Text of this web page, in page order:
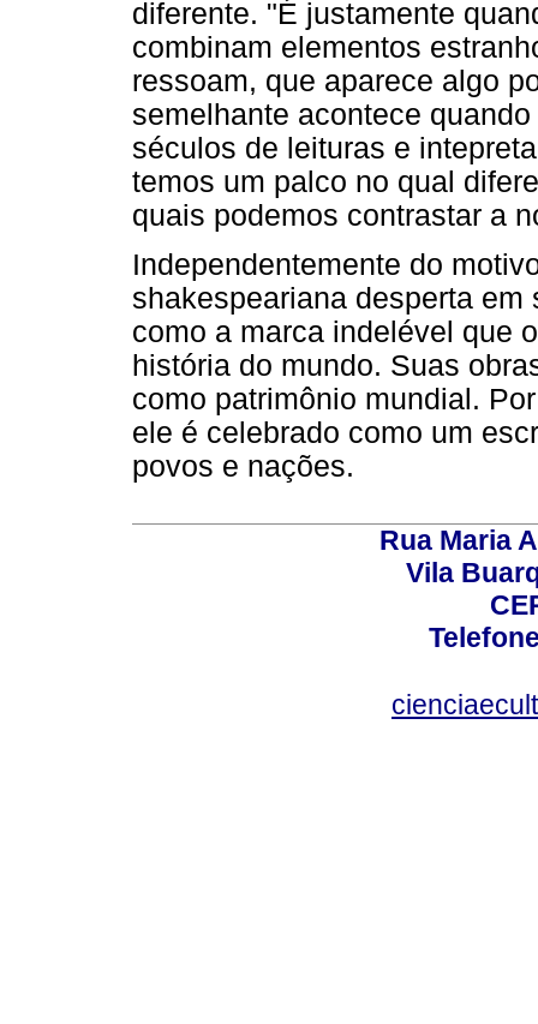
diferente. "É justamente
combinam elementos
ressoam, que aparece algo
semelhante acontece
séculos de leituras e
temos um palco no qual
quais podemos contrastar a
Independentemente do
shakespeariana desperta
como a marca indelével que
história do mundo. Suas
como patrimônio mundial.
ele é celebrado como um
povos e nações.
Rua Maria
Vila